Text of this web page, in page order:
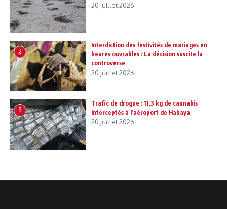
20 juillet 2026
2
Interdiction des festivités de mariages en
heures ouvrables : La décision suscite la
controverse
20 juillet 2026
3
Trafic de drogue : 11,3 kg de cannabis
interceptés à l’aéroport de Hahaya
20 juillet 2026